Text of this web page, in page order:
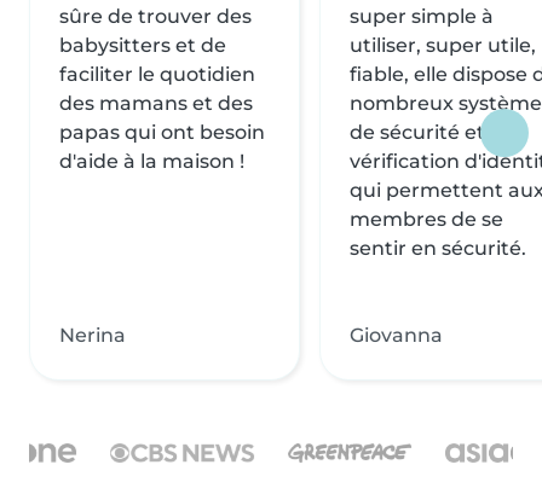
sûre de trouver des
babysitters et de
faciliter le quotidien
des mamans et des
papas qui ont besoin
d'aide à la maison !
Nerina
super simple à
utiliser, super utile,
fiable, elle dispose
nombreux
de sécurité et de
vérification
qui permettent
membres de se
sentir en sécurité.
Giovanna